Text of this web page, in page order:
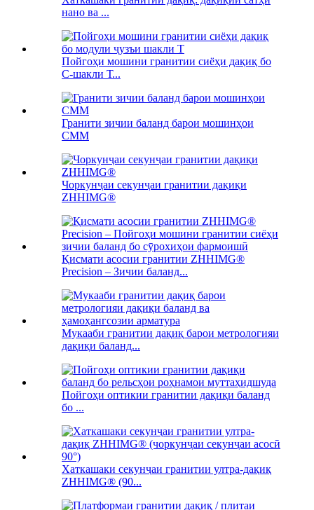
нано ва ...
Пойгоҳи мошини гранитии сиёҳи дақиқ бо
C-шакли Т...
Гранити зичии баланд барои мошинҳои
CMM
Чоркунҷаи секунҷаи гранитии дақиқи
ZHHIMG®
Қисмати асосии гранитии ZHHIMG®
Precision – Зичии баланд...
Мукааби гранитии дақиқ барои метрологияи
дақиқи баланд...
Пойгоҳи оптикии гранитии дақиқи баланд
бо ...
Хаткашаки секунҷаи гранитии ултра-дақиқ
ZHHIMG® (90...